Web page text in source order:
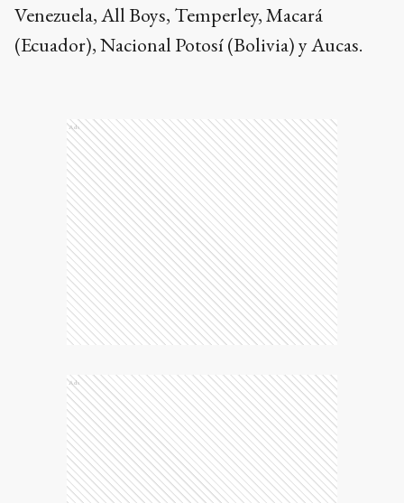
Venezuela, All Boys, Temperley, Macará
(Ecuador), Nacional Potosí (Bolivia) y Aucas.
Ads
Ads